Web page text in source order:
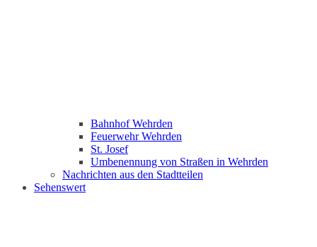
Bahnhof Wehrden
Feuerwehr Wehrden
St. Josef
Umbenennung von Straßen in Wehrden
Nachrichten aus den Stadtteilen
Sehenswert